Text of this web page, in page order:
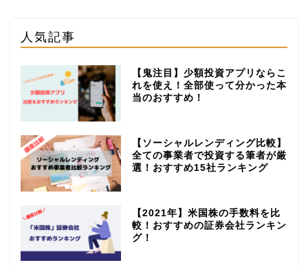
人気記事
【鬼注目】少額投資アプリならこ
れを使え！全部使って分かった本
当のおすすめ！
【ソーシャルレンディング比較】
全ての事業者で投資する筆者が厳
選！おすすめ15社ランキング
【2021年】米国株の手数料を比
較！おすすめの証券会社ランキン
グ！